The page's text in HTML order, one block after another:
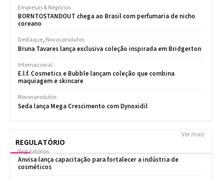
REGULATÓRIO
Ver mais
Regulatórios
Anvisa lança capacitação para fortalecer a indústria de
cosméticos